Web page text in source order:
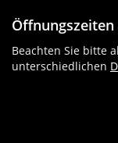
Öffnungszeiten
Beachten Sie bitte
unterschiedlichen